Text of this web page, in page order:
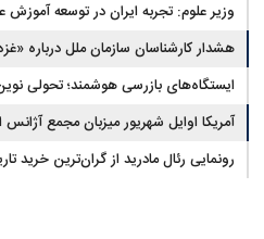
وزیر علوم: تجربه ایران در توسعه آموزش
هشدار کارشناسان سازمان ملل درباره
ایستگاه‌های بازرسی هوشمند؛ تحولی
آمریکا اوایل شهریور میزبان مجمع
رونمایی رئال مادرید از گران‌ترین خرید